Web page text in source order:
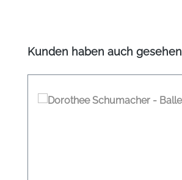
Produktgalerie überspringen
Kunden haben auch gesehen